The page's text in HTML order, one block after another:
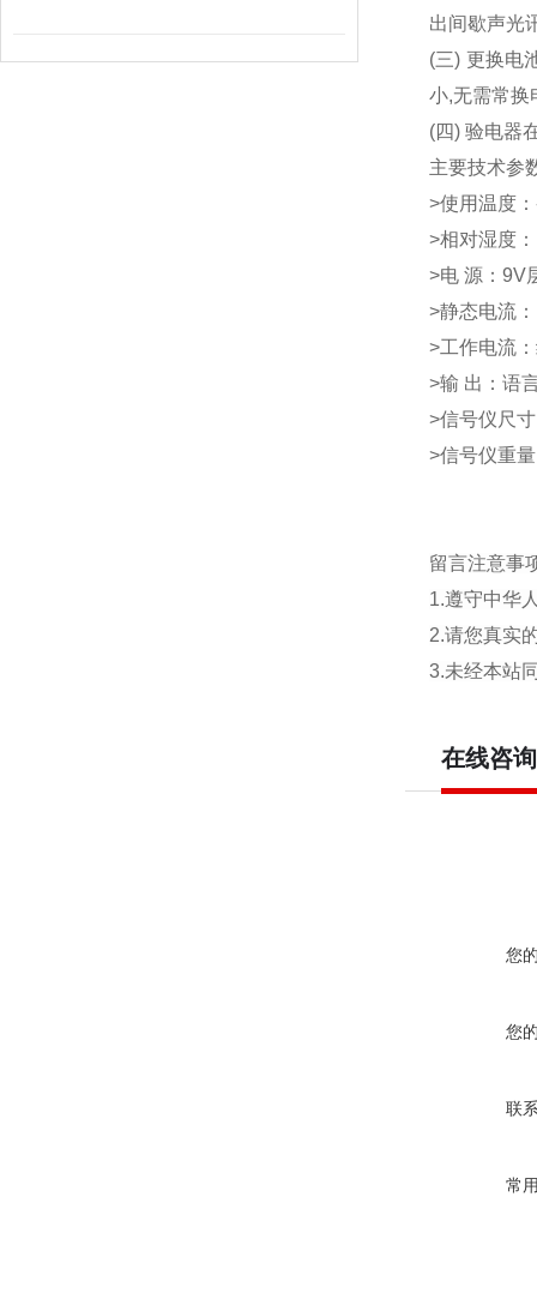
出间歇声光
(三) 更换电
小,无需常换
(四) 验电器
主要技术参
>使用温度
>相对湿度
>电 源：9V
>静态电流
>工作电流
>输 出：语
>信号仪尺
>信号仪重
留言注意事
1.遵守中华
2.请您真实
3.未经本站
在线咨询
您
您
联
常